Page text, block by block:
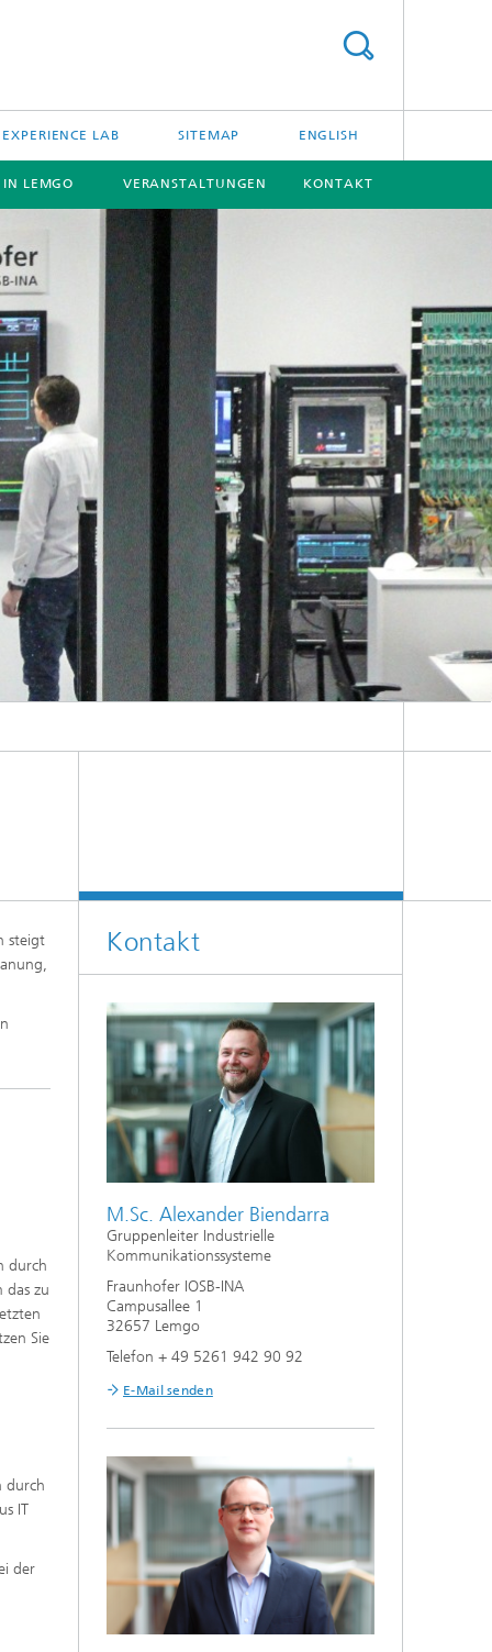
LAB SITEMAP ENGLISH
IN LEMGO VERANSTALTUNGEN KONTAKT
steigt
durch
das zu
Sie
durch
IT
der
Kontakt
M.Sc. Alexander Biendarra
Gruppenleiter Industrielle
Kommunikationssysteme
Fraunhofer IOSB-INA
Campusallee 1
32657 Lemgo
Telefon + 49 5261 942 90 92
E-Mail senden